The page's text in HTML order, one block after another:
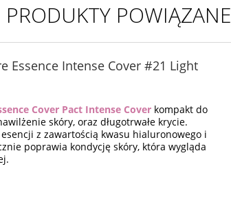
PRODUKTY POWIĄZANE
Essence Intense Cover #21 Light
Cover Pact Intense Coverkompakt do
skóry, oraz długotrwałe krycie.
z zawartością kwasu hialuronowego i
poprawia kondycję skóry, która wygląda